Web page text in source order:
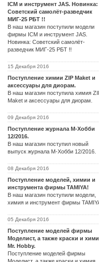
ICM и инструмент JAS. Новинка:
Советский самолёт-разведчик
МИГ-25 РБТ !!
В наш магазин поступили модели
фирмы ICM и инструмент JAS.
Новинка: Советский самолёт-
разведчик МИГ-25 РБТ !!
15 Декабря 2016
Поступление химии ZIP Maket и
аксессуары для диорам.
В наш магазин поступила химия
Maket и аксессуары для диорам.
09 Декабря 2016
Поступление журнала М-Хобби
12/2016.
В наш магазин поступил новый
выпуск журнала М-Хобби 12/2016.
08 Декабря 2016
Поступление моделей, химии и
инструмента фирмы TAMIYA!
В наш магазин поступили модели,
химия и инструмент фирмы
05 Декабря 2016
Поступление моделей фирмы
Моделист, а также краски и
Mr. Hobby.
Поступление моделей фирмы